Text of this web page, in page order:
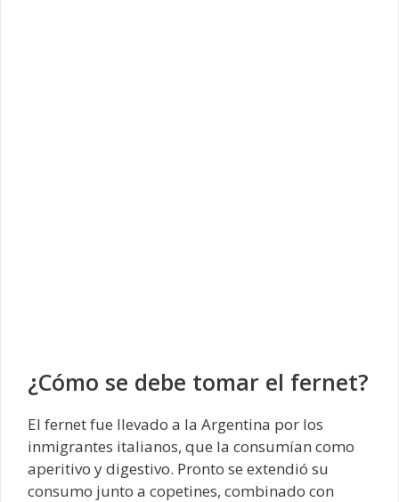
¿Cómo se debe tomar el fernet?
El fernet fue llevado a la Argentina por los
inmigrantes italianos, que la consumían como
aperitivo y digestivo. Pronto se extendió su
consumo junto a copetines, combinado con